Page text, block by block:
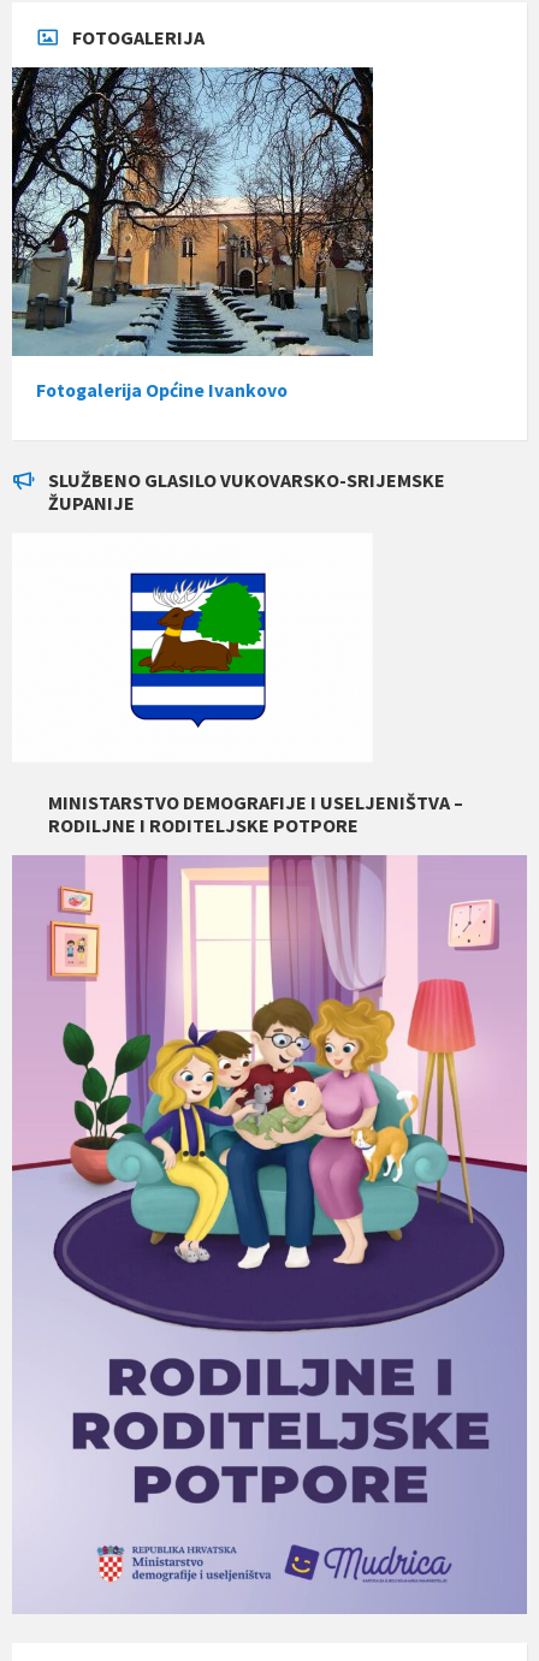
FOTOGALERIJA
Fotogalerija Općine Ivankovo
SLUŽBENO GLASILO VUKOVARSKO-SRIJEMSKE
ŽUPANIJE
MINISTARSTVO DEMOGRAFIJE I USELJENIŠTVA –
RODILJNE I RODITELJSKE POTPORE